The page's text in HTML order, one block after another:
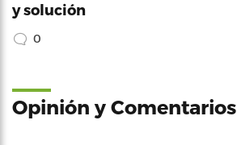
y solución
0
Opinión y Comentarios